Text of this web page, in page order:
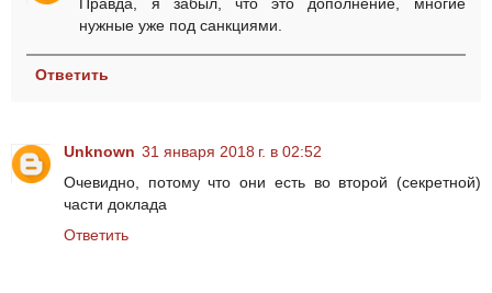
Правда, я забыл, что это дополнение, многие
нужные уже под санкциями.
Ответить
Unknown 31 января 2018 г. в 02:52
Очевидно, потому что они есть во второй (секретной)
части доклада
Ответить